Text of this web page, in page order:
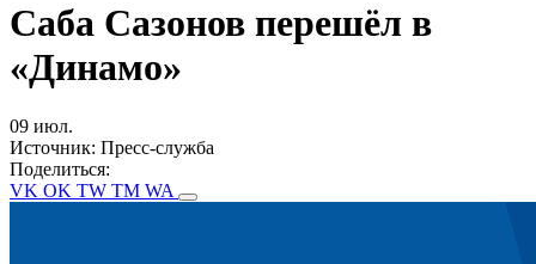
Саба Сазонов перешёл в
«Динамо»
09 июл.
Источник: Пресс-служба
Поделиться:
VK OK TW TM WA